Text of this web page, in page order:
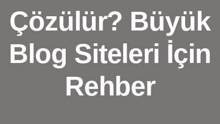
Çözülür? Büyük
Blog Siteleri İçin
Rehber